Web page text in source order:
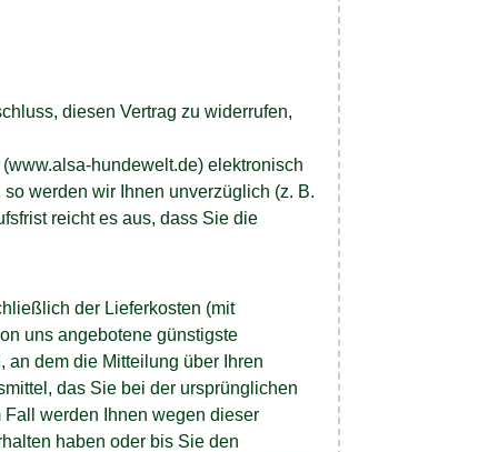
diesen Vertrag zu widerrufen,
hundewelt.de) elektronisch
werden wir Ihnen unverzüglich (z. B.
reicht es aus, dass Sie die
der Lieferkosten (mit
uns angebotene günstigste
an dem die Mitteilung über Ihren
das Sie bei der ursprünglichen
werden Ihnen wegen dieser
haben oder bis Sie den